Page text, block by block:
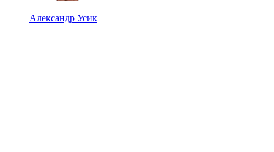
Александр Усик